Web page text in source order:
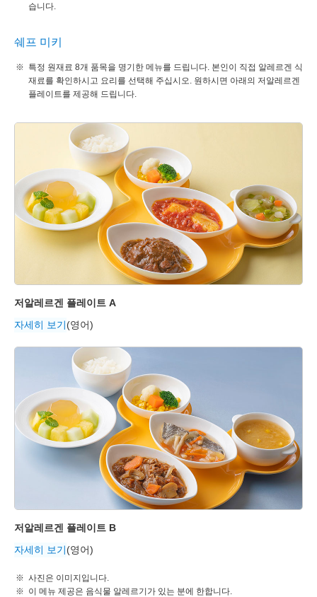
습니다.
쉐프 미키
특정 원재료 8개 품목을 명기한 메뉴를 드립니다. 본인이 직접 알레르겐 식
재료를 확인하시고 요리를 선택해 주십시오. 원하시면 아래의 저알레르겐
플레이트를 제공해 드립니다.
저알레르겐 플레이트 A
자세히 보기(영어)
저알레르겐 플레이트 B
자세히 보기(영어)
사진은 이미지입니다.
이 메뉴 제공은 음식물 알레르기가 있는 분에 한합니다.